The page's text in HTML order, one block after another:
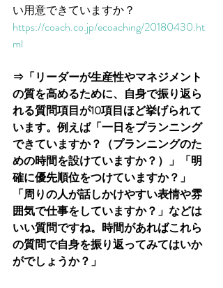
い用意できていますか？
https://coach.co.jp/ecoaching/20180430.ht
ml
⇒「リーダーが生産性やマネジメント
の質を高めるために、自身で振り返ら
れる質問項目が10項目ほど挙げられて
います。例えば「一日をプランニング
できていますか？（プランニングのた
めの時間を設けていますか？）」「明
確に優先順位をつけていますか？」
「周りの人が話しかけやすい表情や雰
囲気で仕事をしていますか？」などは
いい質問ですね。時間があればこれら
の質問で自身を振り返ってみてはいか
がでしょうか？」